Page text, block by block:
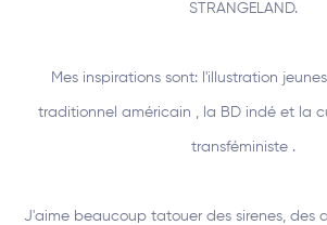
STRANGELAND.
Mes inspirations sont: l'illustration
traditionnel américain , la BD indé et la
transféministe .
J'aime beaucoup tatouer des sirenes, des